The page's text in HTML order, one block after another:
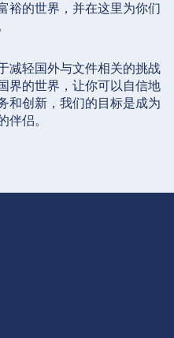
裕的世界，并在这里为你们
减轻国外与文件相关的挑战
界的世界，让你可以自信地
和创新，我们的目标是成为
伴侣。